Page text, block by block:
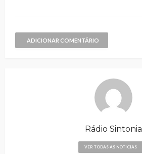
ADICIONAR COMENTÁRIO
Rádio Sintonia
VER TODAS AS NOTÍCIAS